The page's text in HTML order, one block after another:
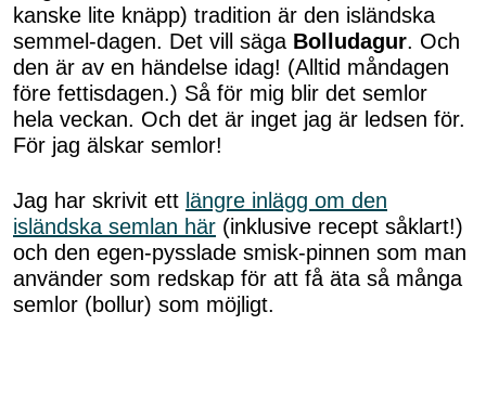
kanske lite knäpp) tradition är den isländska
semmel-dagen. Det vill säga Bolludagur. Och
den är av en händelse idag! (Alltid måndagen
före fettisdagen.) Så för mig blir det semlor
hela veckan. Och det är inget jag är ledsen för.
För jag älskar semlor!
Jag har skrivit ett längre inlägg om den
isländska semlan här (inklusive recept såklart!)
och den egen-pysslade smisk-pinnen som man
använder som redskap för att få äta så många
semlor (bollur) som möjligt.